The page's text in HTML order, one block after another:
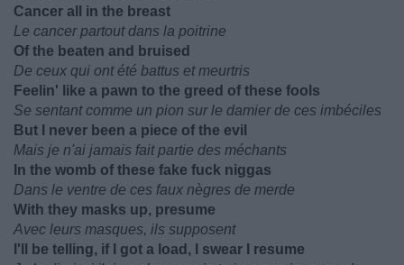
Cancer all in the breast
Le cancer partout dans la poitrine
Of the beaten and bruised
De ceux qui ont été battus et meurtris
Feelin' like a pawn to the greed of these fools
Se sentant comme un pion sur le damier de ces imbéciles
But I never been a piece of the evil
Mais je n'ai jamais fait partie des méchants
In the womb of these fake fuck niggas
Dans le ventre de ces faux nègres de merde
With they masks up, presume
Avec leurs masques, ils supposent
I'll be telling, if I got a load, I swear I resume